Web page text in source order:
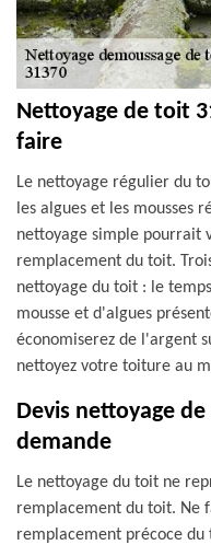
Nettoyage de toit
faire
Le nettoyage régulier du
les algues et les mousses
nettoyage simple pourrait
remplacement du toit.
nettoyage du toit : le
mousse et d'algues
économiserez de l'argent
nettoyez votre toiture au
Devis nettoyage
demande
Le nettoyage du toit ne
remplacement du toit. Ne
remplacement précoce